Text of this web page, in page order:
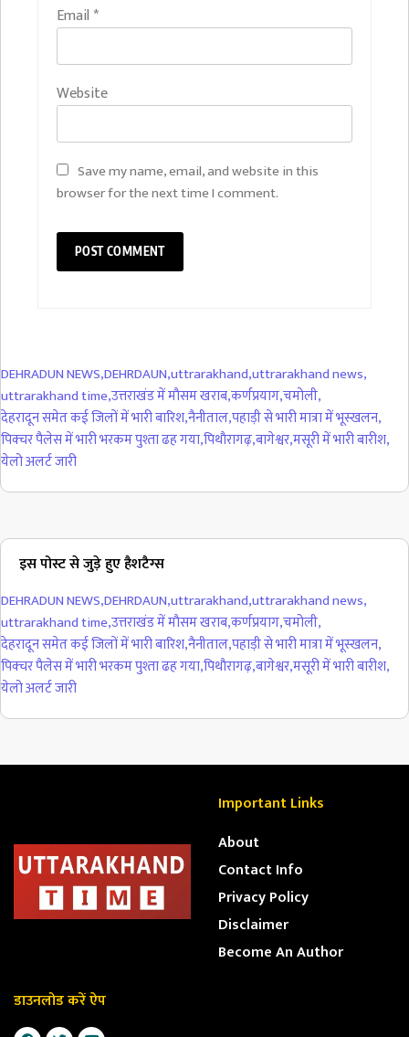
Email *
Website
Save my name, email, and website in this
browser for the next time I comment.
DEHRADUN NEWS,DEHRDAUN,uttrarakhand,uttrarakhand news,
uttrarakhand time,उत्तराखंड में माैसम खराब,कर्णप्रयाग,चमोली,
देहरादून समेत कई जिलों में भारी बारिश,नैनीताल,पहाड़ी से भारी मात्रा में भूस्खलन,
पिक्चर पैलेस में भारी भरकम पुश्ता ढह गया,पिथाैरागढ़,बागेश्वर,मसूरी में भारी बारीश,
येलो अलर्ट जारी
इस पोस्ट से जुड़े हुए हैशटैग्स
DEHRADUN NEWS,DEHRDAUN,uttrarakhand,uttrarakhand news,
uttrarakhand time,उत्तराखंड में माैसम खराब,कर्णप्रयाग,चमोली,
देहरादून समेत कई जिलों में भारी बारिश,नैनीताल,पहाड़ी से भारी मात्रा में भूस्खलन,
पिक्चर पैलेस में भारी भरकम पुश्ता ढह गया,पिथाैरागढ़,बागेश्वर,मसूरी में भारी बारीश,
येलो अलर्ट जारी
Important Links
About
Contact Info
Privacy Policy
Disclaimer
Become An Author
डाउनलोड करें ऐप